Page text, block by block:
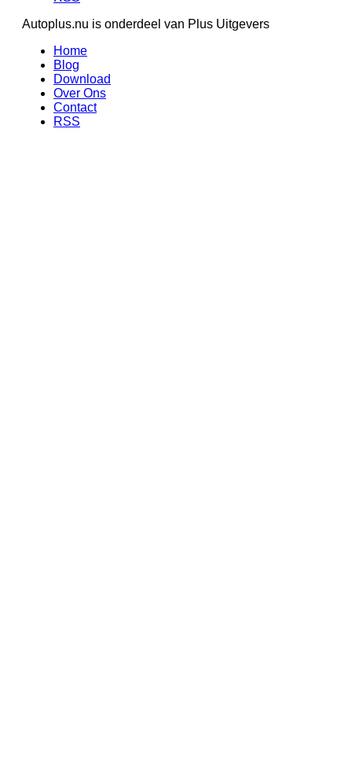
Autoplus.nu is onderdeel van Plus Uitgevers
Home
Blog
Download
Over Ons
Contact
RSS